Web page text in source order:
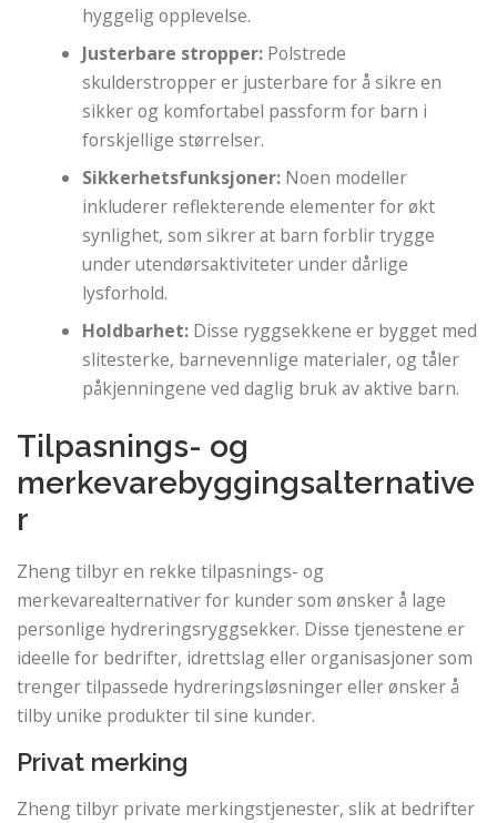
hyggelig opplevelse.
Justerbare stropper: Polstrede
skulderstropper er justerbare for å sikre en
sikker og komfortabel passform for barn i
forskjellige størrelser.
Sikkerhetsfunksjoner: Noen modeller
inkluderer reflekterende elementer for økt
synlighet, som sikrer at barn forblir trygge
under utendørsaktiviteter under dårlige
lysforhold.
Holdbarhet: Disse ryggsekkene er bygget med
slitesterke, barnevennlige materialer, og tåler
påkjenningene ved daglig bruk av aktive barn.
Tilpasnings- og
merkevarebyggingsalternative
r
Zheng tilbyr en rekke tilpasnings- og
merkevarealternativer for kunder som ønsker å lage
personlige hydreringsryggsekker. Disse tjenestene er
ideelle for bedrifter, idrettslag eller organisasjoner som
trenger tilpassede hydreringsløsninger eller ønsker å
tilby unike produkter til sine kunder.
Privat merking
Zheng tilbyr private merkingstjenester, slik at bedrifter